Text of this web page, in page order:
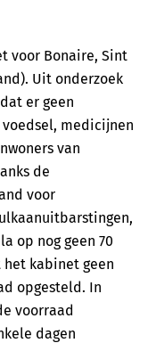
voor Bonaire, Sint
Uit onderzoek
er geen
medicijnen
van
de
voor
op nog geen 70
kabinet geen
opgesteld. In
voorraad
dagen